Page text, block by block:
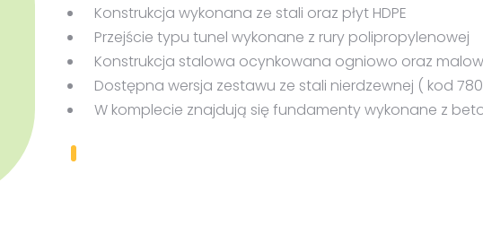
Konstrukcja wykonana ze stali oraz płyt HDPE
Przejście typu tunel wykonane z rury polipropylenowej
Konstrukcja stalowa ocynkowana ogniowo oraz
Dostępna wersja zestawu ze stali nierdzewnej ( kod
W komplecie znajdują się fundamenty wykonane z